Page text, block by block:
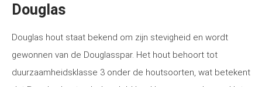
Douglas
Douglas hout staat bekend om zijn stevigheid en wordt
gewonnen van de Douglasspar. Het hout behoort tot
duurzaamheidsklasse 3 onder de houtsoorten, wat betekent